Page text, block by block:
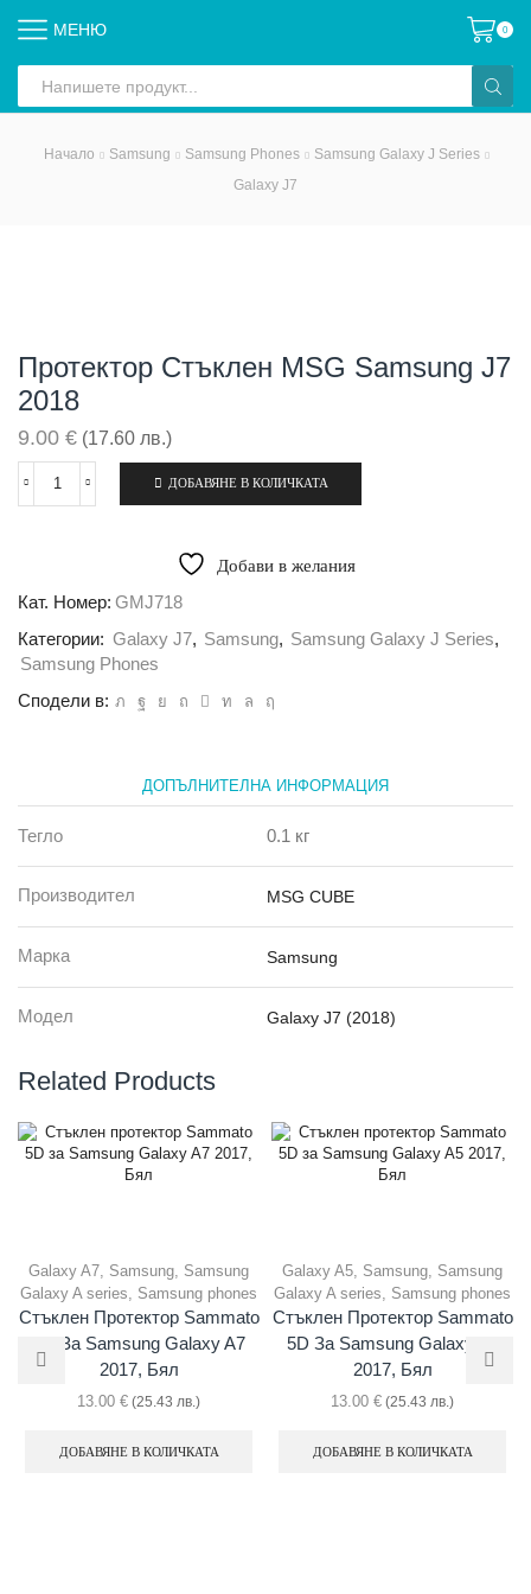
МЕНЮ 0
input
Начало Samsung Samsung Phones
Samsung Galaxy J Series
Galaxy J7
Протектор Стъклен MSG Samsung J7
2018
9.00 € (17.60 лв.)
количество
Samsung
2018
ДОБАВЯНЕ В КОЛИЧКАТА
Добави в желания
Кат. Номер: GMJ718
Категории: Galaxy J7, Samsung, Samsung Galaxy J Series,
Samsung Phones
Сподели в:
ДОПЪЛНИТЕЛНА ИНФОРМАЦИЯ
Тегло 0.1 кг
Производител MSG CUBE
Марка Samsung
Модел Galaxy J7 (2018)
Related Products
Galaxy A7 Samsung Samsung
Galaxy A series
Samsung phones
Стъклен Протектор Sammato
5D За Samsung Galaxy A7
2017, Бял
13.00 € (25.43 лв.)
ДОБАВЯНЕ В КОЛИЧКАТА
Galaxy A5 Samsung Samsung
Galaxy A series
Samsung phones
Стъклен Протектор Sammato
5D За Samsung Galaxy A5
2017, Бял
13.00 € (25.43 лв.)
ДОБАВЯНЕ В КОЛИЧКАТА